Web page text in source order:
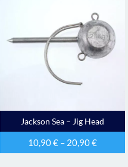
Jackson Sea – Jig Head
10,90€– 20,90€